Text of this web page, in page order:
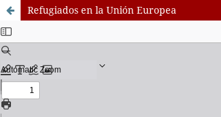
Refugiados en la Unión Europea